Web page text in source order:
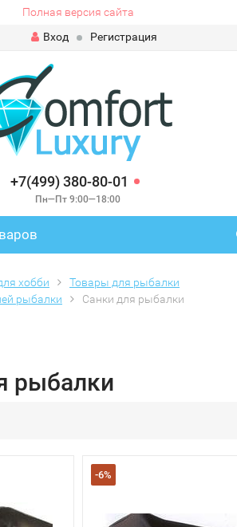
Полная версия сайта
Вход
Регистрация
+7(499) 380-80-01
Пн—Пт 9:00—18:00
хобби
Товары для рыбалки
рыбалки
Санки для рыбалки
рыбалки
-6%